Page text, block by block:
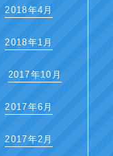
2018年4月
2018年1月
2017年10月
2017年6月
2017年2月